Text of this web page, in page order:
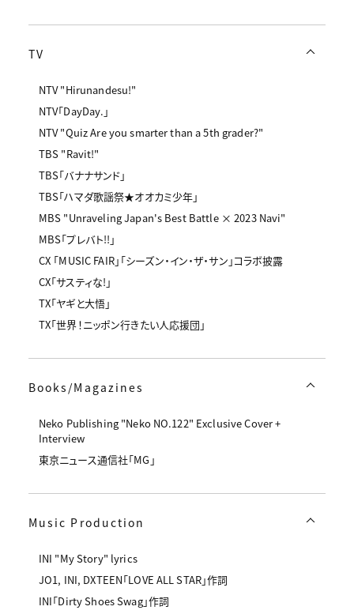
TV
NTV "Hirunandesu!"
NTV「DayDay.」
NTV "Quiz Are you smarter than a 5th grader?"
TBS "Ravit!"
TBS「バナナサンド」
TBS「ハマダ歌謡祭★オオカミ少年」
MBS "Unraveling Japan's Best Battle × 2023 Navi"
MBS「プレバト!!」
CX 「MUSIC FAIR」「シーズン・イン・ザ・サン」コラボ披露
CX「サスティな!」
TX「ヤギと大悟」
TX「世界！ニッポン行きたい人応援団」
Books/Magazines
Neko Publishing "Neko NO.122" Exclusive Cover +
Interview
東京ニュース通信社「MG」
Music Production
INI "My Story" lyrics
JO1, INI, DXTEEN「LOVE ALL STAR」作詞
INI「Dirty Shoes Swag」作詞